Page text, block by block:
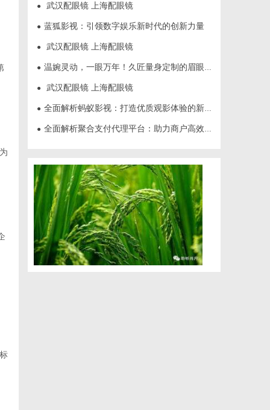
● 武汉配眼镜 上海配眼镜
● 蓝狐影视：引领数字娱乐新时代的创新力量
● 武汉配眼镜 上海配眼镜
● 温婉灵动，一眼万年！久匠量身定制的眉眼唇，才是你整张脸的点睛之笔！淡颜系女生的气质加分项
● 武汉配眼镜 上海配眼镜
● 全面解析蚂蚁影视：打造优质观影体验的新兴平台
● 全面解析聚合支付代理平台：助力商户高效管理多渠道支付